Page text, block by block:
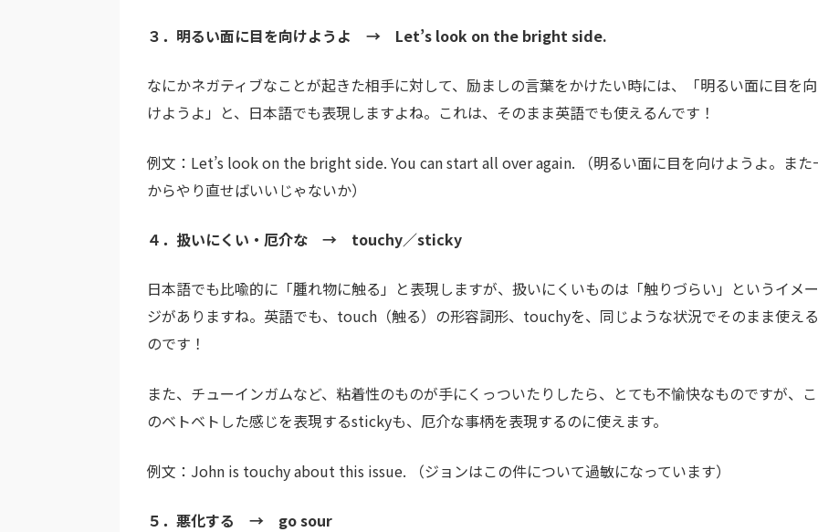
３．明るい面に目を向けようよ → Let’s look on the bright side.
なにかネガティブなことが起きた相手に対して、励ましの言葉をかけたい時には、「明るい面に目を向
けようよ」と、日本語でも表現しますよね。これは、そのまま英語でも使えるんです！
例文：Let’s look on the bright side. You can start all over again. （明るい面に目を向けようよ。また
からやり直せばいいじゃないか）
４．扱いにくい・厄介な → touchy／sticky
日本語でも比喩的に「腫れ物に触る」と表現しますが、扱いにくいものは「触りづらい」というイメー
ジがありますね。英語でも、touch（触る）の形容詞形、touchyを、同じような状況でそのまま使える
のです！
また、チューインガムなど、粘着性のものが手にくっついたりしたら、とても不愉快なものですが、こ
のベトベトした感じを表現するstickyも、厄介な事柄を表現するのに使えます。
例文：John is touchy about this issue. （ジョンはこの件について過敏になっています）
５．悪化する → go sour